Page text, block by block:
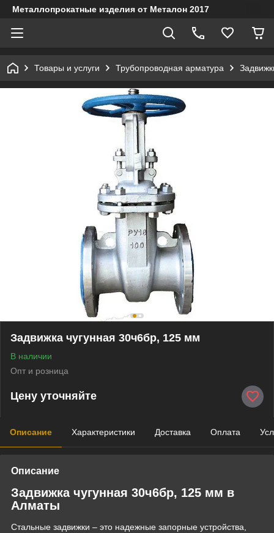
Металлопрокатные изделия от Металон 2017
Товары и услуги Трубопроводная арматура
Задвижка чугунная 30ч6бр, 125 мм
В наличии
Опт и розница
Цену уточняйте
Описание Характеристики Доставка Оплата
Описание
Задвижка чугунная 30ч6бр, 125 мм в
Алматы
Стальные задвижки – это надежные запорные устройства,